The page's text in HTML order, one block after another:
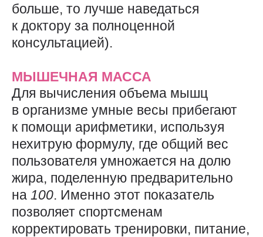
больше, то лучше наведаться
к доктору за полноценной
консультацией).
МЫШЕЧНАЯ МАССА
Для вычисления объема мышц
в организме умные весы прибегают
к помощи арифметики, используя
нехитрую формулу, где общий вес
пользователя умножается на долю
жира, поделенную предварительно
на 100. Именно этот показатель
позволяет спортсменам
корректировать тренировки, питание,